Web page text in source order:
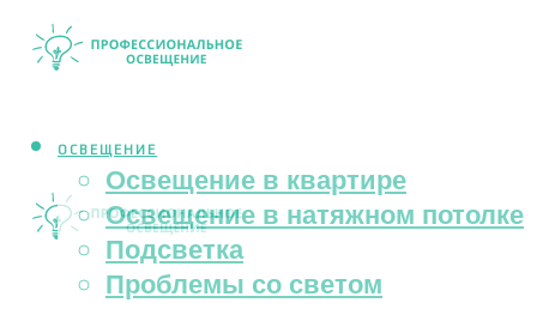
ОСВЕЩЕНИЕ
Освещение в квартире
Освещение в натяжном потолке
Подсветка
Проблемы со светом